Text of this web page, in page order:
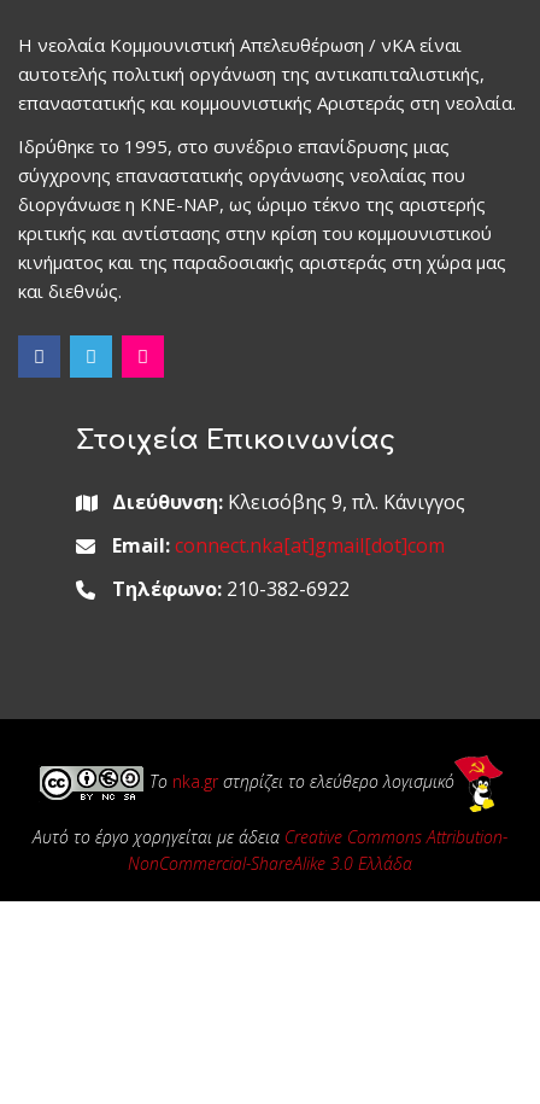
Η νεολαία Κομμουνιστική Απελευθέρωση / νΚΑ είναι
αυτοτελής πολιτική οργάνωση της αντικαπιταλιστικής,
επαναστατικής και κομμουνιστικής Αριστεράς στη νεολαία.
Ιδρύθηκε το 1995, στο συνέδριο επανίδρυσης μιας
σύγχρονης επαναστατικής οργάνωσης νεολαίας που
διοργάνωσε η ΚΝΕ-ΝΑΡ, ως ώριμο τέκνο της αριστερής
κριτικής και αντίστασης στην κρίση του κομμουνιστικού
κινήματος και της παραδοσιακής αριστεράς στη χώρα μας
και διεθνώς.
Στοιχεία Επικοινωνίας
Διεύθυνση:Κλεισόβης 9, πλ. Κάνιγγος
Email: connect.nka[at]gmail[dot]com
Τηλέφωνο:210-382-6922
Το nka.gr στηρίζει το ελεύθερο λογισμικό
Αυτό το έργο χορηγείται με άδεια Creative Commons Attribution-
NonCommercial-ShareAlike 3.0 Ελλάδα